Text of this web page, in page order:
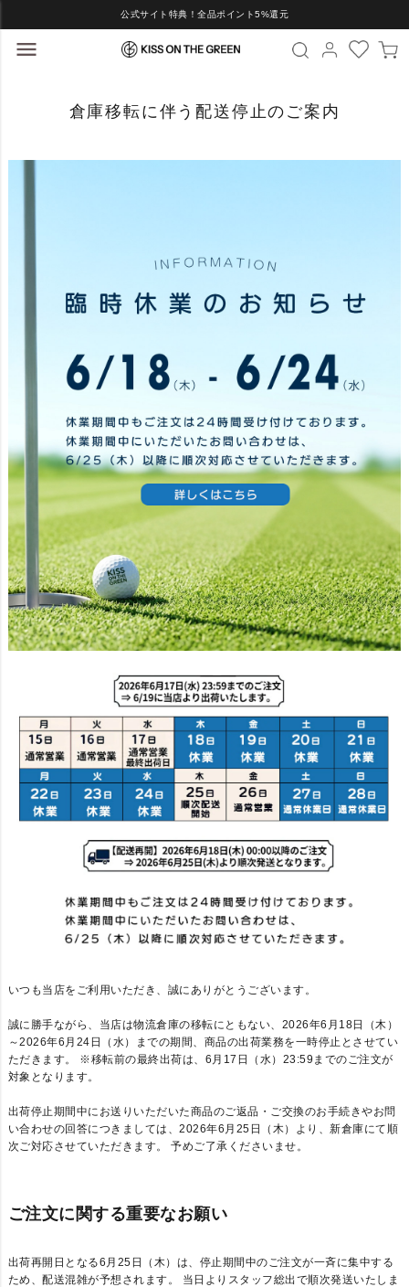
公式サイト特典！全品ポイント5%還元
倉庫移転に伴う配送停止のご案内
いつも当店をご利用いただき、誠にありがとうございます。
誠に勝手ながら、当店は物流倉庫の移転にともない、2026年6月18日（木）
～2026年6月24日（水）までの期間、商品の出荷業務を一時停止とさせてい
ただきます。
※移転前の最終出荷は、6月17日（水）23:59までのご注文が
対象となります。
出荷停止期間中にお送りいただいた商品のご返品・ご交換のお手続きやお問
い合わせの回答につきましては、2026年6月25日（木）より、新倉庫にて順
次ご対応させていただきます。
予めご了承くださいませ。
ご注文に関する重要なお願い
出荷再開日となる6月25日（木）は、停止期間中のご注文が一斉に集中する
ため、配送混雑が予想されます。 当日よりスタッフ総出で順次発送いたしま